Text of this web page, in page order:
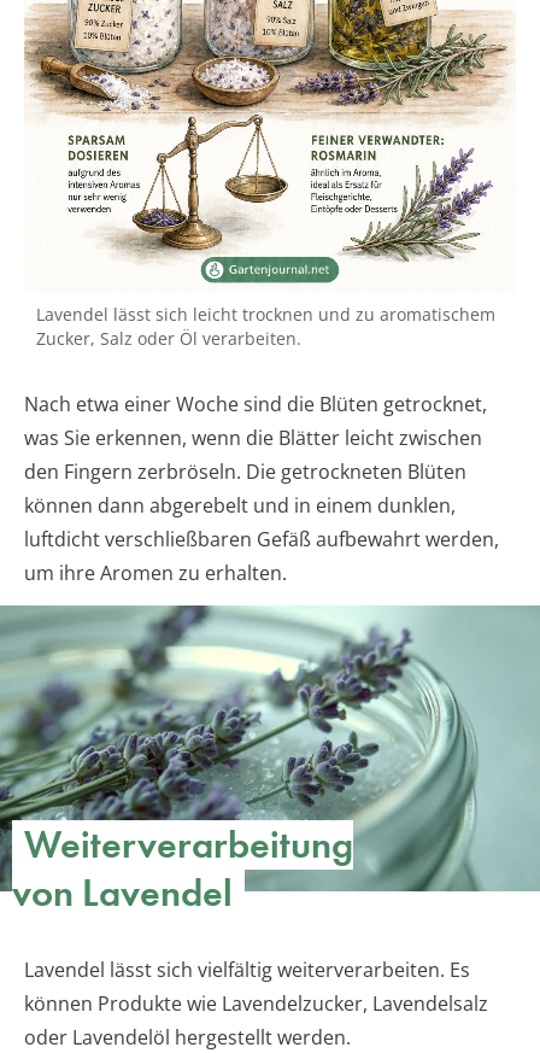
Lavendel lässt sich leicht trocknen und zu aromatischem
Zucker, Salz oder Öl verarbeiten.
Nach etwa einer Woche sind die Blüten getrocknet,
was Sie erkennen, wenn die Blätter leicht zwischen
den Fingern zerbröseln. Die getrockneten Blüten
können dann abgerebelt und in einem dunklen,
luftdicht verschließbaren Gefäß aufbewahrt werden,
um ihre Aromen zu erhalten.
Weiterverarbeitung
von Lavendel
Lavendel lässt sich vielfältig weiterverarbeiten. Es
können Produkte wie Lavendelzucker, Lavendelsalz
oder Lavendelöl hergestellt werden.